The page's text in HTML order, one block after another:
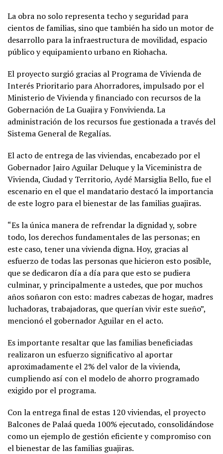
La obra no solo representa techo y seguridad para
cientos de familias, sino que también ha sido un motor de
desarrollo para la infraestructura de movilidad, espacio
público y equipamiento urbano en Riohacha.
El proyecto surgió gracias al Programa de Vivienda de
Interés Prioritario para Ahorradores, impulsado por el
Ministerio de Vivienda y financiado con recursos de la
Gobernación de La Guajira y Fonvivienda. La
administración de los recursos fue gestionada a través del
Sistema General de Regalías.
El acto de entrega de las viviendas, encabezado por el
Gobernador Jairo Aguilar Deluque y la Viceministra de
Vivienda, Ciudad y Territorio, Aydé Marsiglia Bello, fue el
escenario en el que el mandatario destacó la importancia
de este logro para el bienestar de las familias guajiras.
“Es la única manera de refrendar la dignidad y, sobre
todo, los derechos fundamentales de las personas; en
este caso, tener una vivienda digna. Hoy, gracias al
esfuerzo de todas las personas que hicieron esto posible,
que se dedicaron día a día para que esto se pudiera
culminar, y principalmente a ustedes, que por muchos
años soñaron con esto: madres cabezas de hogar, madres
luchadoras, trabajadoras, que querían vivir este sueño”,
mencionó el gobernador Aguilar en el acto.
Es importante resaltar que las familias beneficiadas
realizaron un esfuerzo significativo al aportar
aproximadamente el 2% del valor de la vivienda,
cumpliendo así con el modelo de ahorro programado
exigido por el programa.
Con la entrega final de estas 120 viviendas, el proyecto
Balcones de Palaá queda 100% ejecutado, consolidándose
como un ejemplo de gestión eficiente y compromiso con
el bienestar de las familias guajiras.